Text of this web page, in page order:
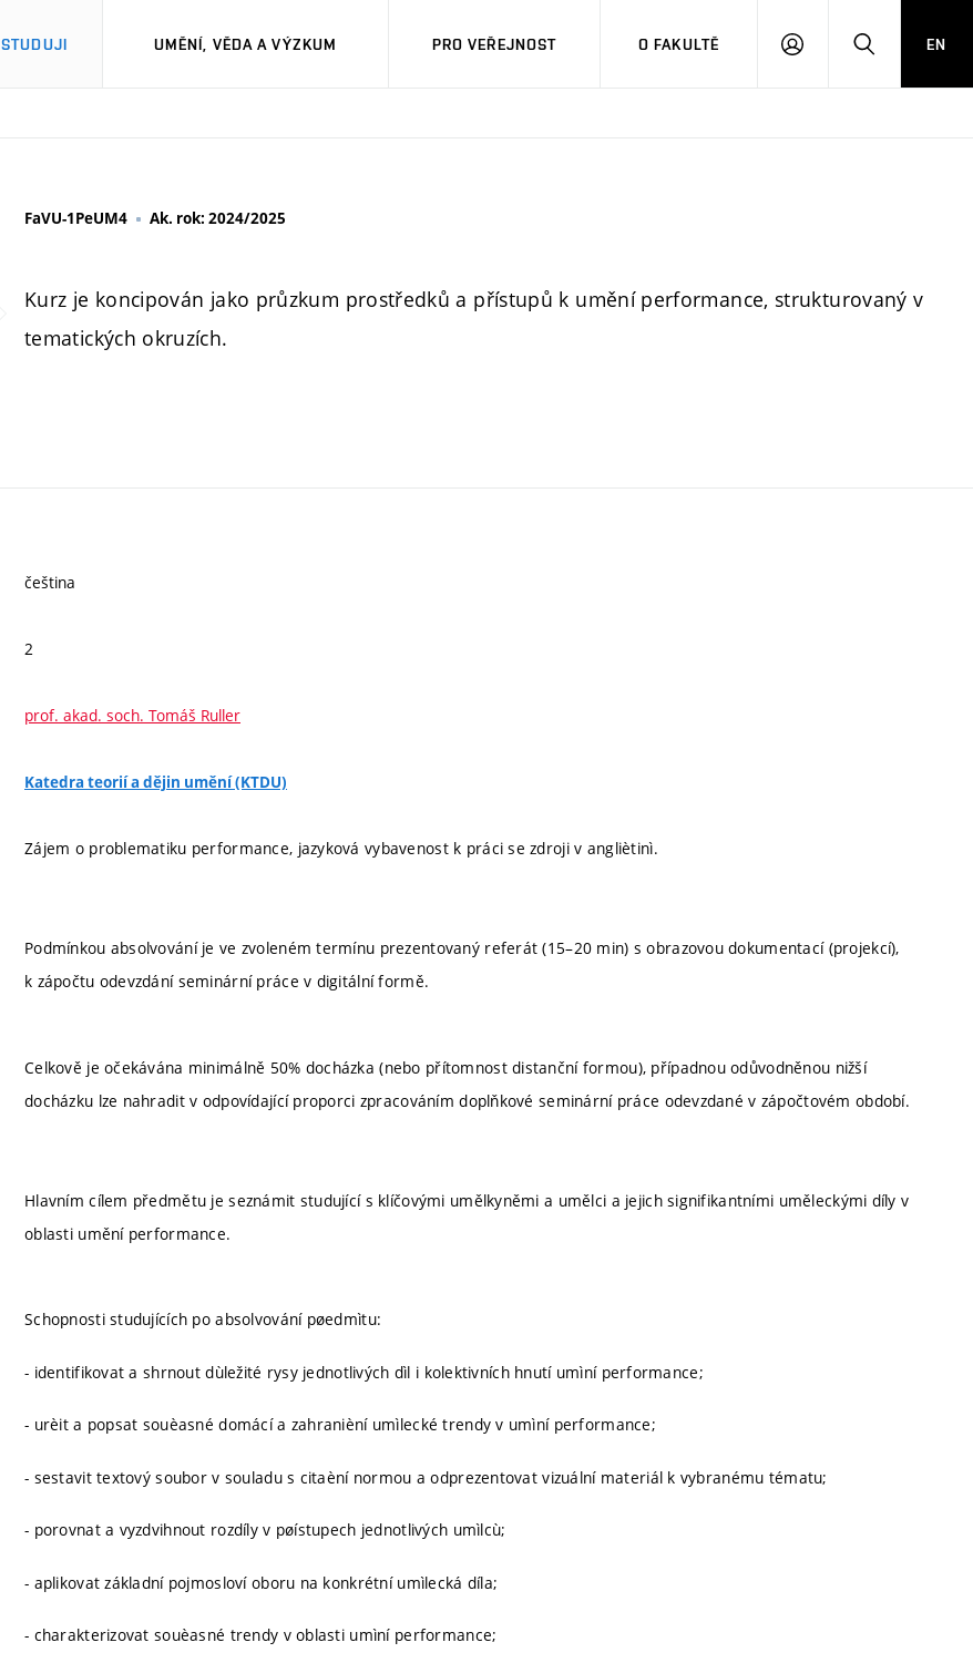
STUDUJI UMĚNÍ, VĚDA A VÝZKUM PRO VEŘEJNOST O FAKULTĚ
PŘIHLÁSITHLEDAT
EN
FaVU-1PeUM4 Ak. rok: 2024/2025
Kurz je koncipován jako průzkum prostředků a přístupů k umění performance, strukturovaný v
tematických okruzích.
čeština
2
prof. akad. soch. Tomáš Ruller
Katedra teorií a dějin umění (KTDU)
Zájem o problematiku performance, jazyková vybavenost k práci se zdroji v angliètinì.
Podmínkou absolvování je ve zvoleném termínu prezentovaný referát (15–20 min) s obrazovou dokumentací (projekcí),
k zápočtu odevzdání seminární práce v digitální formě.
Celkově je očekávána minimálně 50% docházka (nebo přítomnost distanční formou), případnou odůvodněnou nižší
docházku lze nahradit v odpovídající proporci zpracováním doplňkové seminární práce odevzdané v zápočtovém období.
Hlavním cílem předmětu je seznámit studující s klíčovými umělkyněmi a umělci a jejich signifikantními uměleckými díly v
oblasti umění performance.
Schopnosti studujících po absolvování pøedmìtu:
- identifikovat a shrnout dùležité rysy jednotlivých dìl i kolektivních hnutí umìní performance;
- urèit a popsat souèasné domácí a zahranièní umìlecké trendy v umìní performance;
- sestavit textový soubor v souladu s citaèní normou a odprezentovat vizuální materiál k vybranému tématu;
- porovnat a vyzdvihnout rozdíly v pøístupech jednotlivých umìlcù;
- aplikovat základní pojmosloví oboru na konkrétní umìlecká díla;
- charakterizovat souèasné trendy v oblasti umìní performance;